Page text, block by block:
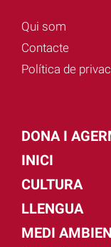
Qui som
Contacte
Política de
DONA I
INICI
CULTURA
LLENGUA
MEDI